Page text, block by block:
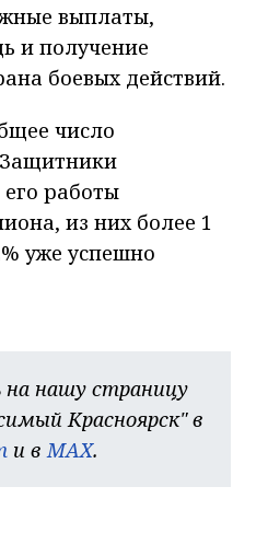
выплаты,
и получение
боевых действий.
число
его работы
из них более 1
уже успешно
нашу страницу
Красноярск" в
и в MAX.